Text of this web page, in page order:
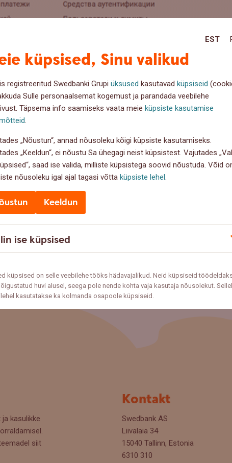
EST
küpsised, Sinu valikud
registreeritud Swedbanki Grupiüksused kasutavadküpsiseid
Sulle personaalsemat kogemust ja parandada veebilehe
Täpsema info saamiseks vaata meieküpsiste kasutamise
„Nõustun“, annad nõusoleku kõigi küpsiste kasutamiseks.
„Keeldun“, ei nõustu Sa ühegagi neist küpsistest. Vajutades
saad ise valida, milliste küpsistega soovid nõustuda. Võid
nõusoleku igal ajal tagasi võttaküpsiste lehel
Keeldun
ise küpsised
küpsised on selle veebilehe tööks hädavajalikud. Neid küpsiseid
huvi alusel, seega pole nende kohta vaja kasutaja nõusolekut. Sellel
kasutatakse ka kolmanda osapoole küpsiseid.
2026
kasulikke
siit
Kontakt
Swedbank AS
Liivalaia 34
15040 Tallinn, Estonia
6310 310